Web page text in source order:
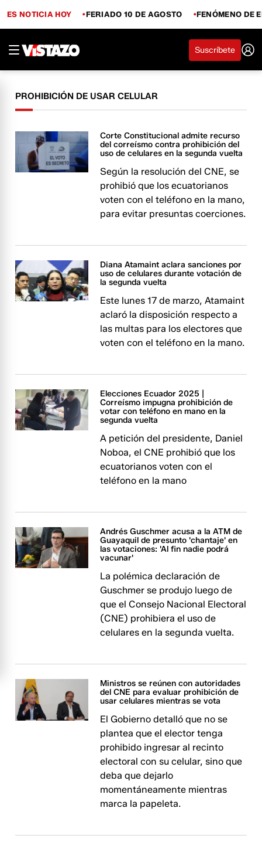
ES NOTICIA HOY FERIADO 10 DE AGOSTO FENÓMENO DE
Suscríbete
PROHIBICIÓN DE USAR CELULAR
Corte Constitucional admite recurso
del correísmo contra prohibición del
uso de celulares en la segunda vuelta
Según la resolución del CNE, se
prohibió que los ecuatorianos
voten con el teléfono en la mano,
para evitar presuntas coerciones.
Diana Atamaint aclara sanciones por
uso de celulares durante votación de
la segunda vuelta
Este lunes 17 de marzo, Atamaint
aclaró la disposición respecto a
las multas para los electores que
voten con el teléfono en la mano.
Elecciones Ecuador 2025 |
Correísmo impugna prohibición de
votar con teléfono en mano en la
segunda vuelta
A petición del presidente, Daniel
Noboa, el CNE prohibió que los
ecuatorianos voten con el
teléfono en la mano
Andrés Guschmer acusa a la ATM de
Guayaquil de presunto 'chantaje' en
las votaciones: 'Al fin nadie podrá
vacunar'
La polémica declaración de
Guschmer se produjo luego de
que el Consejo Nacional Electoral
(CNE) prohibiera el uso de
celulares en la segunda vuelta.
Ministros se reúnen con autoridades
del CNE para evaluar prohibición de
usar celulares mientras se vota
El Gobierno detalló que no se
plantea que el elector tenga
prohibido ingresar al recinto
electoral con su celular, sino que
deba que dejarlo
momentáneamente mientras
marca la papeleta.